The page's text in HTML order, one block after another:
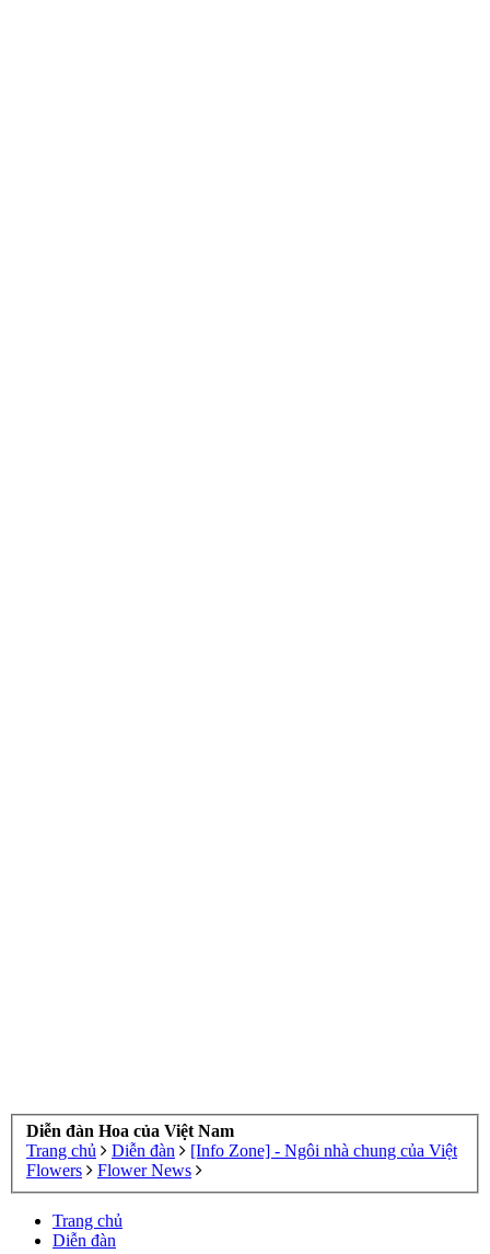
Diễn đàn Hoa của Việt Nam
Trang chủ
Diễn đàn
[Info Zone] - Ngôi nhà chung của Việt
Flowers
Flower News
Trang chủ
Diễn đàn